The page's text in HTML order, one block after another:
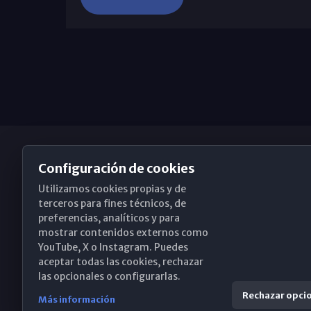
Obispado de Málaga
Santa María, 18-20. 29015 Málaga
(+34) 952 224 386
Configuración de cookies
Utilizamos cookies propias y de
terceros para fines técnicos, de
preferencias, analíticos y para
mostrar contenidos externos como
YouTube, X o Instagram. Puedes
aceptar todas las cookies, rechazar
las opcionales o configurarlas.
Más información Rechazar